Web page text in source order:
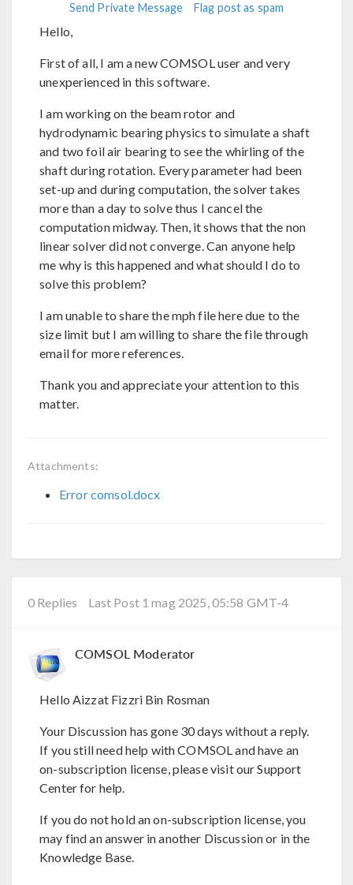
Send Private Message Flag post as spam
Hello,
First of all, I am a new COMSOL user and very
unexperienced in this software.
I am working on the beam rotor and
hydrodynamic bearing physics to simulate a shaft
and two foil air bearing to see the whirling of the
shaft during rotation. Every parameter had been
set-up and during computation, the solver takes
more than a day to solve thus I cancel the
computation midway. Then, it shows that the non
linear solver did not converge. Can anyone help
me why is this happened and what should I do to
solve this problem?
I am unable to share the mph file here due to the
size limit but I am willing to share the file through
email for more references.
Thank you and appreciate your attention to this
matter.
Attachments:
Error comsol.docx
0 Replies Last Post 1 mag 2025, 05:58 GMT-4
COMSOL Moderator
Hello Aizzat Fizzri Bin Rosman
Your Discussion has gone 30 days without a reply.
If you still need help with COMSOL and have an
on-subscription license, please visit our Support
Center for help.
If you do not hold an on-subscription license, you
may find an answer in another Discussion or in the
Knowledge Base.